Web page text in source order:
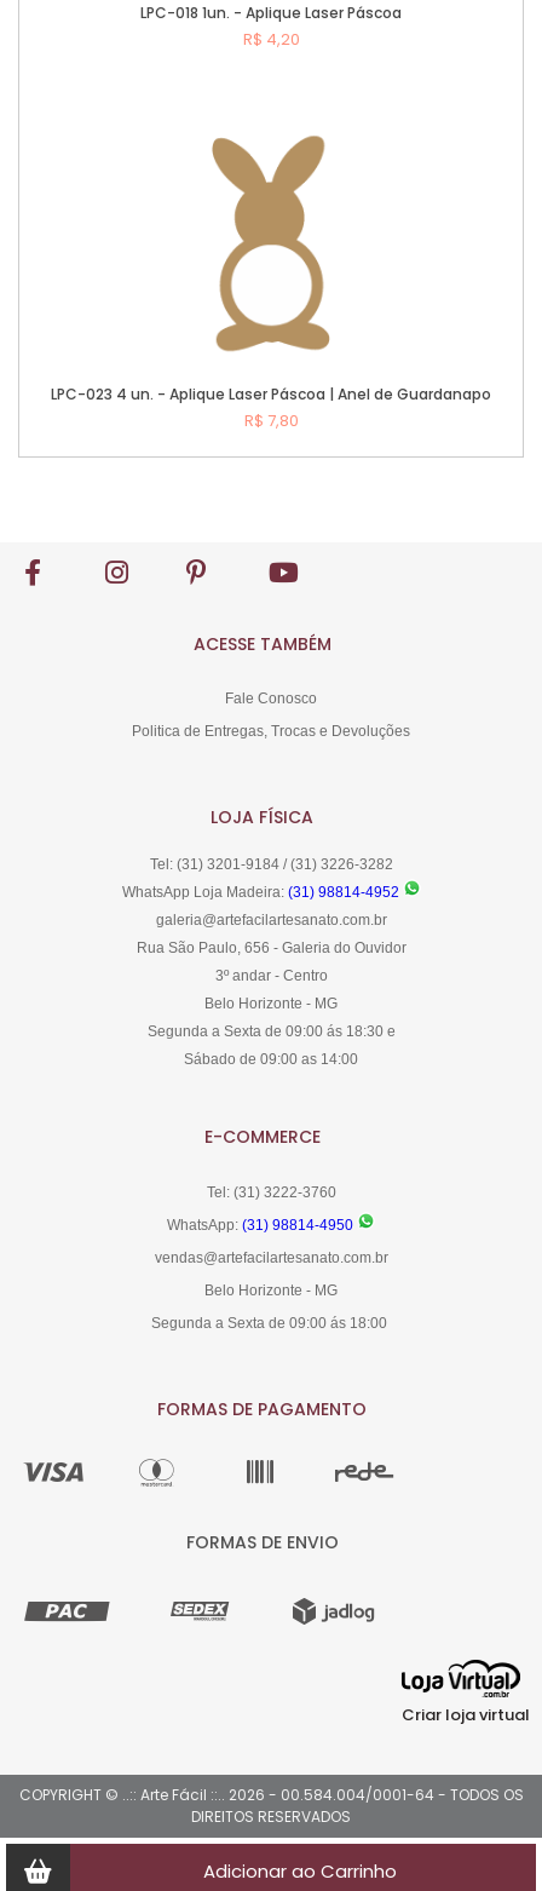
Adicionar ao Carrinho
LPC-018 1un. - Aplique Laser Páscoa
R$ 4,20
LPC-023 4 un. - Aplique Laser Páscoa | Anel de Guardanapo
R$ 7,80
ACESSE TAMBÉM
Fale Conosco
Politica de Entregas, Trocas e Devoluções
LOJA FÍSICA
Tel: (31) 3201-9184 / (31) 3226-3282
WhatsApp Loja Madeira: (31) 98814-4952
galeria@artefacilartesanato.com.br
Rua São Paulo, 656 - Galeria do Ouvidor
3º andar - Centro
Belo Horizonte - MG
Segunda a Sexta de 09:00 ás 18:30 e
Sábado de 09:00 as 14:00
E-COMMERCE
Tel: (31) 3222-3760
WhatsApp: (31) 98814-4950
vendas@artefacilartesanato.com.br
Belo Horizonte - MG
Segunda a Sexta de 09:00 ás 18:00
FORMAS DE PAGAMENTO
FORMAS DE ENVIO
Criar loja virtual
COPYRIGHT © ..:: Arte Fácil ::.. 2026 - 00.584.004/0001-64 - TODOS OS
DIREITOS RESERVADOS